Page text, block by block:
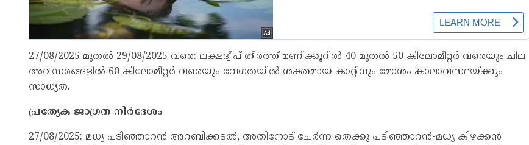
27/08/2025 മുതല്‍ 29/08/2025 വരെ: ലക്ഷദ്വീപ് തീരത്ത് മണിക്കൂറില്‍ 40 മുതല്‍ 50 കിലോമീറ്റർ വരെയും ചില
അവസരങ്ങളില്‍ 60 കിലോമീറ്റർ വരെയും വേഗതയില്‍ ശക്തമായ കാറ്റിനും മോശം കാലാവസ്ഥയ്ക്കും
സാധ്യത.
പ്രത്യേക ജാഗ്രത നിർദേശം
27/08/2025: മധ്യ പടിഞ്ഞാറൻ അറബിക്കടല്‍, അതിനോട് ചേർന്ന തെക്കു പടിഞ്ഞാറൻ-മധ്യ കിഴക്കൻ